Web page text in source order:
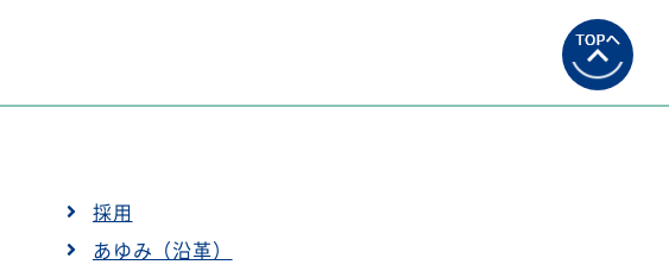
採用
あゆみ（沿革）